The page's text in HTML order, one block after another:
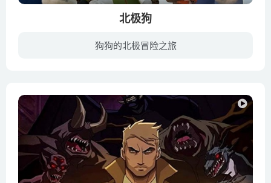
北极狗
狗狗的北极冒险之旅